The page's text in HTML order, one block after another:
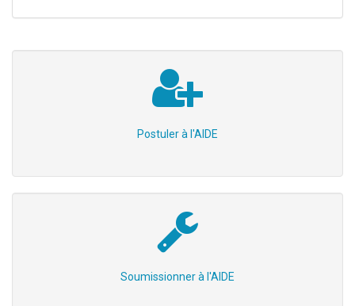
Postuler à l'AIDE
Soumissionner à l'AIDE